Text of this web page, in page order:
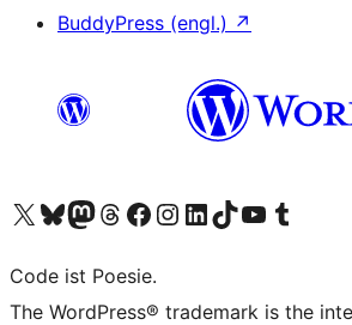
BuddyPress (engl.) ↗
Das X-Konto (früher Twitter) von WordPress.org besuchen
Das Bluesky-Konto von WordPress.org besuchen
Das Mastodon-Konto von WordPress.org besuchen
Das Threads-Konto von WordPress.org besuchen
Die Facebook-Seite von WordPress.org besuchen
Das Instagram-Konto von WordPress.org besuchen
Das LinkedIn-Konto von WordPress.org besuchen
Das TikTok-Konto von WordPress.org besuchen
Den YouTube-Kanal von WordPress.org
Das Tumblr-Konto von
Code ist Poesie.
The WordPress® trademark is the